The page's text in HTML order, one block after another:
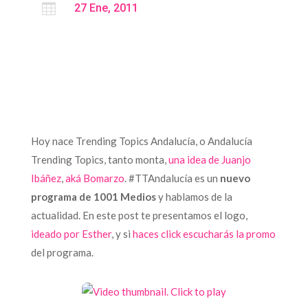
 27 Ene, 2011
Hoy nace Trending Topics Andalucía, o Andalucía
Trending Topics, tanto monta,una idea de Juanjo
Ibáñez,aká Bomarzo. #TTAndalucía es un nuevo
programa de 1001 Mediosy hablamos de la
actualidad. En este post te presentamos el logo,
ideado por Esther, y si haces click escucharás la promo
del programa.